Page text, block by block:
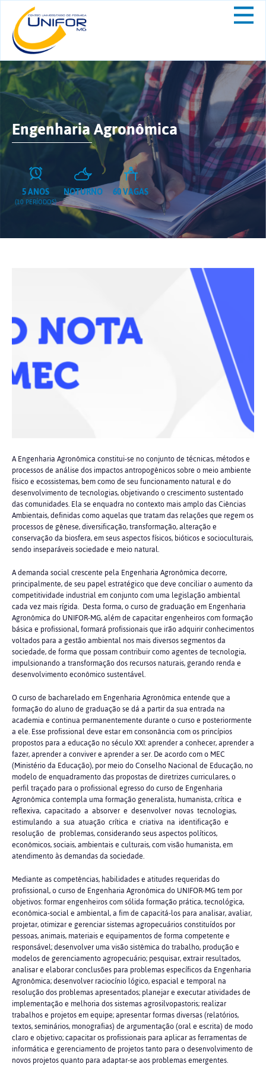
Engenharia Agronômica
5 ANOS
(10 PERÍODOS)
NOTURNO 60 VAGAS
A Engenharia Agronômica constitui-se no conjunto de técnicas, métodos e
processos de análise dos impactos antropogênicos sobre o meio ambiente
físico e ecossistemas, bem como de seu funcionamento natural e do
desenvolvimento de tecnologias, objetivando o crescimento sustentado
das comunidades. Ela se enquadra no contexto mais amplo das Ciências
Ambientais, definidas como aquelas que tratam das relações que regem os
processos de gênese, diversificação, transformação, alteração e
conservação da biosfera, em seus aspectos físicos, bióticos e socioculturais,
sendo inseparáveis sociedade e meio natural.
A demanda social crescente pela Engenharia Agronômica decorre,
principalmente, de seu papel estratégico que deve conciliar o aumento da
competitividade industrial em conjunto com uma legislação ambiental
cada vez mais rígida. Desta forma, o curso de graduação em Engenharia
Agronômica do UNIFOR-MG, além de capacitar engenheiros com formação
básica e profissional, formará profissionais que irão adquirir conhecimentos
voltados para a gestão ambiental nos mais diversos segmentos da
sociedade, de forma que possam contribuir como agentes de tecnologia,
impulsionando a transformação dos recursos naturais, gerando renda e
desenvolvimento econômico sustentável.
O curso de bacharelado em Engenharia Agronômica entende que a
formação do aluno de graduação se dá a partir da sua entrada na
academia e continua permanentemente durante o curso e posteriormente
a ele. Esse profissional deve estar em consonância com os princípios
propostos para a educação no século XXI: aprender a conhecer, aprender a
fazer, aprender a conviver e aprender a ser. De acordo com o MEC
(Ministério da Educação), por meio do Conselho Nacional de Educação, no
modelo de enquadramento das propostas de diretrizes curriculares, o
perfil traçado para o profissional egresso do curso de Engenharia
Agronômica contempla uma formação generalista, humanista, crítica e
reflexiva, capacitado a absorver e desenvolver novas tecnologias,
estimulando a sua atuação crítica e criativa na identificação e
resolução de problemas, considerando seus aspectos políticos,
econômicos, sociais, ambientais e culturais, com visão humanista, em
atendimento às demandas da sociedade.
Mediante as competências, habilidades e atitudes requeridas do
profissional, o curso de Engenharia Agronômica do UNIFOR-MG tem por
objetivos: formar engenheiros com sólida formação prática, tecnológica,
econômica-social e ambiental, a fim de capacitá-los para analisar, avaliar,
projetar, otimizar e gerenciar sistemas agropecuários constituídos por
pessoas, animais, materiais e equipamentos de forma competente e
responsável; desenvolver uma visão sistêmica do trabalho, produção e
modelos de gerenciamento agropecuário; pesquisar, extrair resultados,
analisar e elaborar conclusões para problemas específicos da Engenharia
Agronômica; desenvolver raciocínio lógico, espacial e temporal na
resolução dos problemas apresentados; planejar e executar atividades de
implementação e melhoria dos sistemas agrosilvopastoris; realizar
trabalhos e projetos em equipe; apresentar formas diversas (relatórios,
textos, seminários, monografias) de argumentação (oral e escrita) de modo
claro e objetivo; capacitar os profissionais para aplicar as ferramentas de
informática e gerenciamento de projetos tanto para o desenvolvimento de
novos projetos quanto para adaptar-se aos problemas emergentes.